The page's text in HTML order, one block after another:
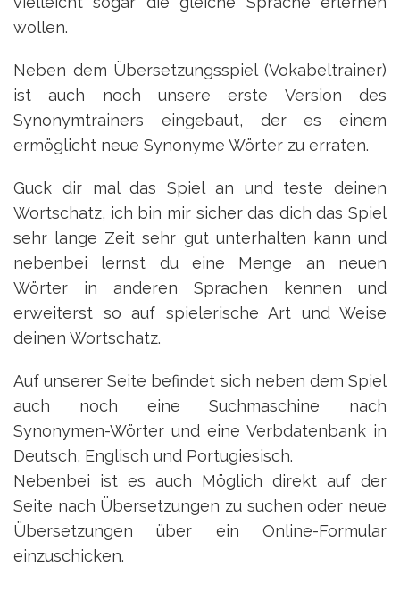
wollen.
Neben dem Übersetzungsspiel (Vokabeltrainer)
ist auch noch unsere erste Version des
Synonymtrainers eingebaut, der es einem
ermöglicht neue Synonyme Wörter zu erraten.
Guck dir mal das Spiel an und teste deinen
Wortschatz, ich bin mir sicher das dich das Spiel
sehr lange Zeit sehr gut unterhalten kann und
nebenbei lernst du eine Menge an neuen
Wörter in anderen Sprachen kennen und
erweiterst so auf spielerische Art und Weise
deinen Wortschatz.
Auf unserer Seite befindet sich neben dem Spiel
auch noch eine Suchmaschine nach
Synonymen-Wörter und eine Verbdatenbank in
Deutsch, Englisch und Portugiesisch.
Nebenbei ist es auch Möglich direkt auf der
Seite nach Übersetzungen zu suchen oder neue
Übersetzungen über ein Online-Formular
einzuschicken.